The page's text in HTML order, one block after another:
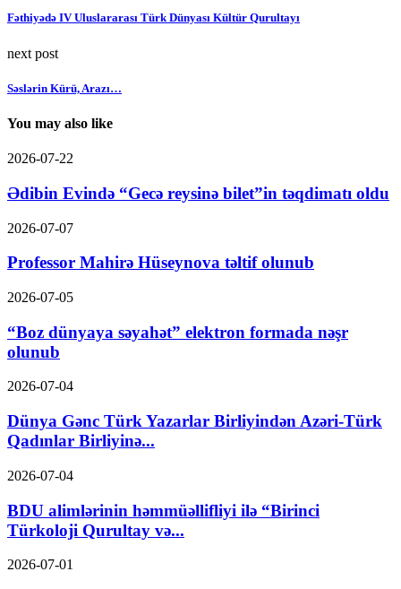
Fəthiyədə IV Uluslararası Türk Dünyası Kültür Qurultayı
next post
Səslərin Kürü, Arazı…
You may also like
2026-07-22
Ədibin Evində “Gecə reysinə bilet”in təqdimatı oldu
2026-07-07
Professor Mahirə Hüseynova təltif olunub
2026-07-05
“Boz dünyaya səyahət” elektron formada nəşr
olunub
2026-07-04
Dünya Gənc Türk Yazarlar Birliyindən Azəri-Türk
Qadınlar Birliyinə...
2026-07-04
BDU alimlərinin həmmüəllifliyi ilə “Birinci
Türkoloji Qurultay və...
2026-07-01